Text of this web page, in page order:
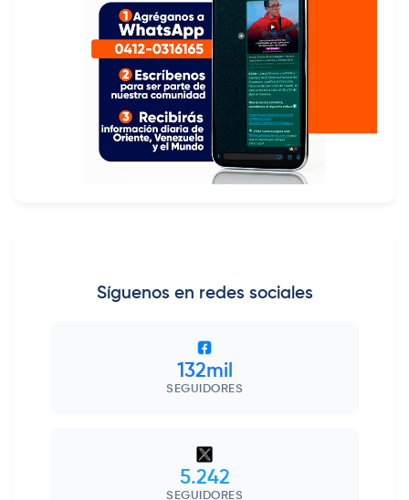
Síguenos en redes sociales
132mil
SEGUIDORES
5.242
SEGUIDORES